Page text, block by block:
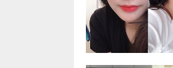
너로 패션 아이템 중
이너로서 전문가 다
길을 사로잡았다. 러